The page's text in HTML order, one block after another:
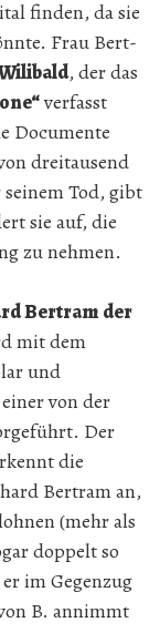
finden, da sie
Frau Bert­
, der das
verfasst
Documente
dreitausend
Tod, gibt
sie auf, die
zu nehmen.
Bert­ram der
mit dem
und
von der
Der
die
Bert­ram an,
(mehr als
doppelt so
im Gegenzug
B. annimmt